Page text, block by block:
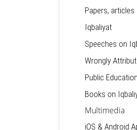
Papers,
Iqbaliyat
Speeches on
Wrongly
Public
Books on
Multimedia
iOS & Android